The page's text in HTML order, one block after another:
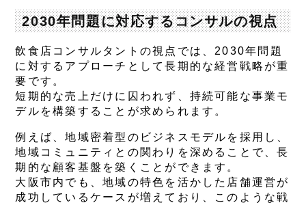
2030年問題に対応するコンサルの視点
飲食店コンサルタントの視点では、2030年問題
に対するアプローチとして長期的な経営戦略が重
要です。
短期的な売上だけに囚われず、持続可能な事業モ
デルを構築することが求められます。
例えば、地域密着型のビジネスモデルを採用し、
地域コミュニティとの関わりを深めることで、長
期的な顧客基盤を築くことができます。
大阪市内でも、地域の特色を活かした店舗運営が
成功しているケースが増えており、このような戦